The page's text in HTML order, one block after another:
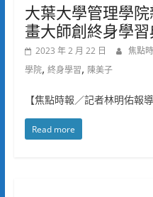
大葉大學管理學
畫大師創終身學
2023 年 2 月 22 日 焦點
學院, 終身學習, 陳美子
【焦點時報／記者林明佑報
Read more